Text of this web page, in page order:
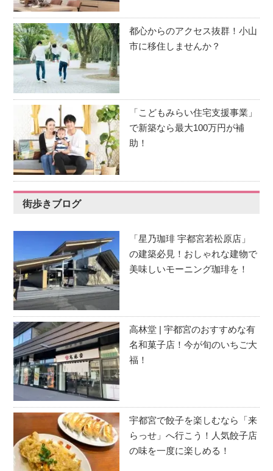
都心からのアクセス抜群！小山
市に移住しませんか？
「こどもみらい住宅支援事業」
で新築なら最大100万円が補
助！
街歩きブログ
「星乃珈琲 宇都宮若松原店」
の建築必見！おしゃれな建物で
美味しいモーニング珈琲を！
高林堂 | 宇都宮のおすすめな有
名和菓子店！今が旬のいちご大
福！
宇都宮で餃子を楽しむなら「来
らっせ」へ行こう！人気餃子店
の味を一度に楽しめる！